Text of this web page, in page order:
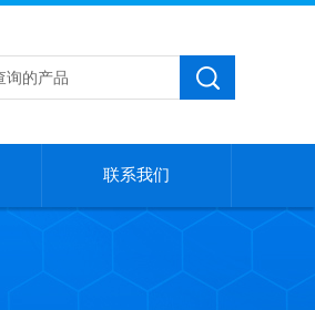
联系我们